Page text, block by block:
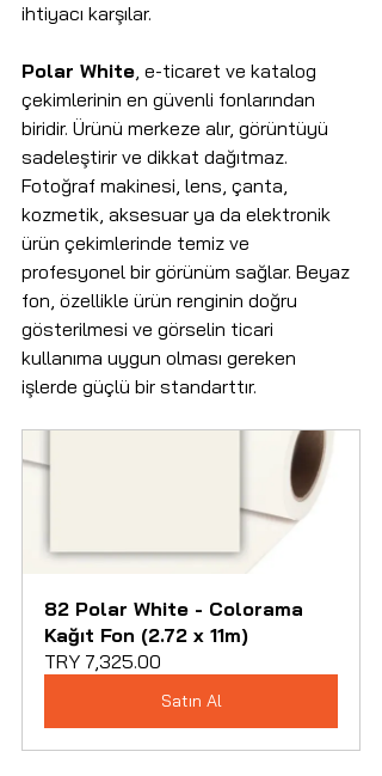
ihtiyacı karşılar.
Polar White, e-ticaret ve katalog
çekimlerinin en güvenli fonlarından
biridir. Ürünü merkeze alır, görüntüyü
sadeleştirir ve dikkat dağıtmaz.
Fotoğraf makinesi, lens, çanta,
kozmetik, aksesuar ya da elektronik
ürün çekimlerinde temiz ve
profesyonel bir görünüm sağlar. Beyaz
fon, özellikle ürün renginin doğru
gösterilmesi ve görselin ticari
kullanıma uygun olması gereken
işlerde güçlü bir standarttır.
82 Polar White - Colorama
Kağıt Fon (2.72 x 11m)
TRY 7,325.00
Satın Al